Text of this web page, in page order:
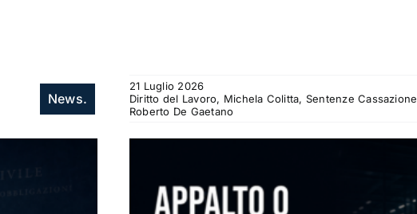
News.
21 Luglio 2026
Diritto del Lavoro, Michela Colitta, Sentenze Cassazione
Roberto De Gaetano